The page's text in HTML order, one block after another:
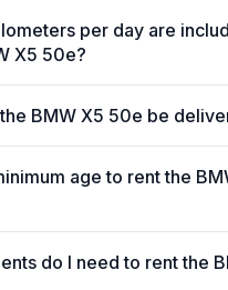
per day are
X5 50e?
BMW X5 50e be
age to rent the
do I need to rent the